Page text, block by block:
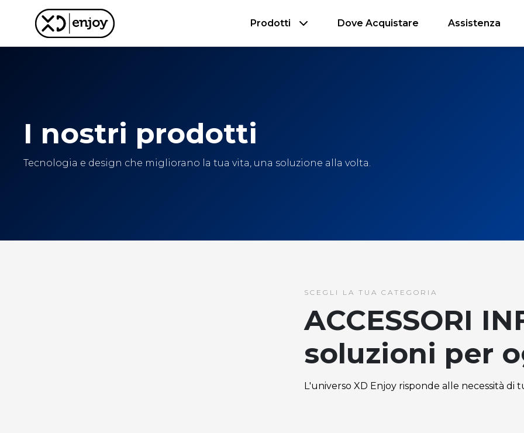
Prodotti Dove Acquistare Assistenza
I nostri prodotti
Tecnologia e design che migliorano la tua vita, una soluzione alla volta.
SCEGLI LA TUA CATEGORIA
ACCESSORI
soluzioni per
L'universo XD Enjoy risponde alle necessità di